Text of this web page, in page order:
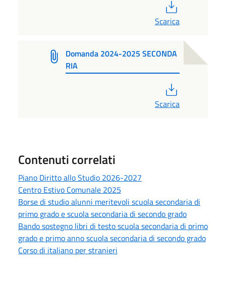
Scarica
Domanda 2024-2025 SECONDA
RIA
Scarica
Contenuti correlati
Piano Diritto allo Studio 2026-2027
Centro Estivo Comunale 2025
Borse di studio alunni meritevoli scuola secondaria di
primo grado e scuola secondaria di secondo grado
Bando sostegno libri di testo scuola secondaria di primo
grado e primo anno scuola secondaria di secondo grado
Corso di italiano per stranieri